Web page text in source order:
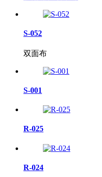
S-052
双面布
S-001
R-025
R-024